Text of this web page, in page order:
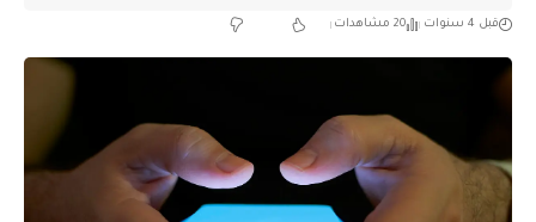
قبل 4 سنوات 20 مشاهدات